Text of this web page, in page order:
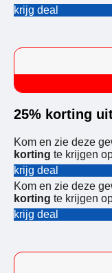
krijg deal
25% korting
Kom en zie deze
korting te krijgen
krijg deal
Kom en zie deze
korting te krijgen
krijg deal